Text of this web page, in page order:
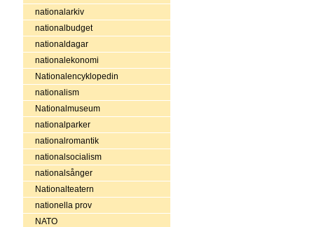
nationalarkiv
nationalbudget
nationaldagar
nationalekonomi
Nationalencyklopedin
nationalism
Nationalmuseum
nationalparker
nationalromantik
nationalsocialism
nationalsånger
Nationalteatern
nationella prov
NATO